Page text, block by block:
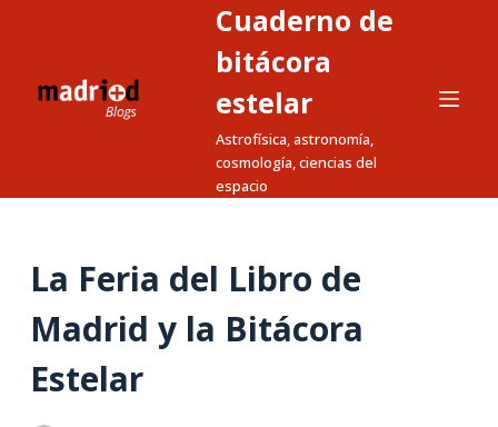
a
Cuaderno de
bitácora
estelar
Astrofísica, astronomía,
cosmología, ciencias del
espacio
La Feria del Libro de
Madrid y la Bitácora
Estelar